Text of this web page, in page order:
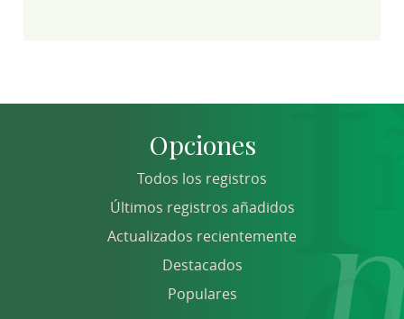
Opciones
Todos los registros
Últimos registros añadidos
Actualizados recientemente
Destacados
Populares